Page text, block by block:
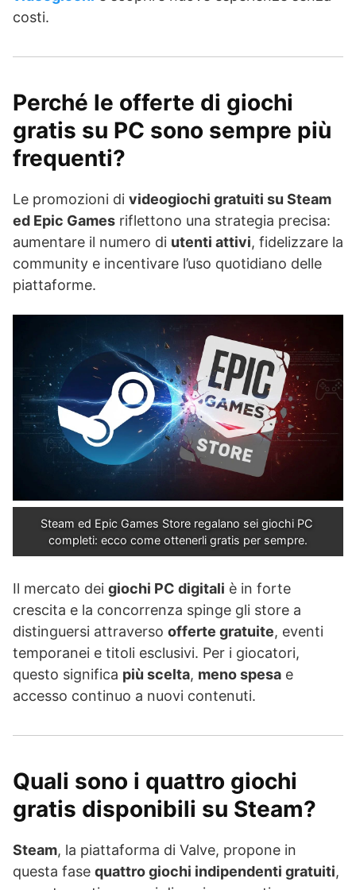
costi.
Perché le offerte di giochi
gratis su PC sono sempre più
frequenti?
Le promozioni di videogiochi gratuiti su Steam
ed Epic Games riflettono una strategia precisa:
aumentare il numero di utenti attivi, fidelizzare la
community e incentivare l’uso quotidiano delle
piattaforme.
Steam ed Epic Games Store regalano sei giochi PC
completi: ecco come ottenerli gratis per sempre.
Il mercato dei giochi PC digitali è in forte
crescita e la concorrenza spinge gli store a
distinguersi attraverso offerte gratuite, eventi
temporanei e titoli esclusivi. Per i giocatori,
questo significa più scelta, meno spesa e
accesso continuo a nuovi contenuti.
Quali sono i quattro giochi
gratis disponibili su Steam?
Steam, la piattaforma di Valve, propone in
questa fase quattro giochi indipendenti gratuiti,